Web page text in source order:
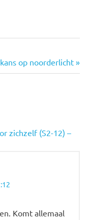
op noorderlicht
zichzelf (S2-12) –
Komt allemaal